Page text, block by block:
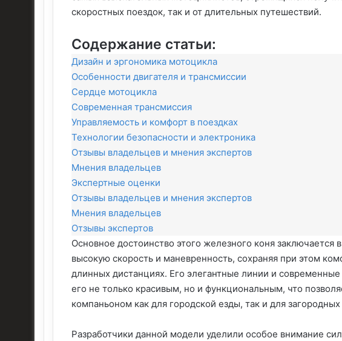
скоростных поездок, так и от длительных путешествий.
Содержание статьи:
Дизайн и эргономика мотоцикла
Особенности двигателя и трансмиссии
Сердце мотоцикла
Современная трансмиссия
Управляемость и комфорт в поездках
Технологии безопасности и электроника
Отзывы владельцев и мнения экспертов
Мнения владельцев
Экспертные оценки
Отзывы владельцев и мнения экспертов
Мнения владельцев
Отзывы экспертов
Основное достоинство этого железного коня заключается
высокую скорость и маневренность, сохраняя при этом
длинных дистанциях. Его элегантные линии и
его не только красивым, но и функциональным, что
компаньоном как для городской езды, так и для
Разработчики данной модели уделили особое внимание